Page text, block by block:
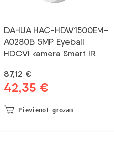
DAHUA HAC-HDW1500EM-
A0280B 5MP Eyeball
HDCVI kamera Smart IR
87,12€
Sākotnējā
bija:
42,35 €
ir:
Pievienot grozam